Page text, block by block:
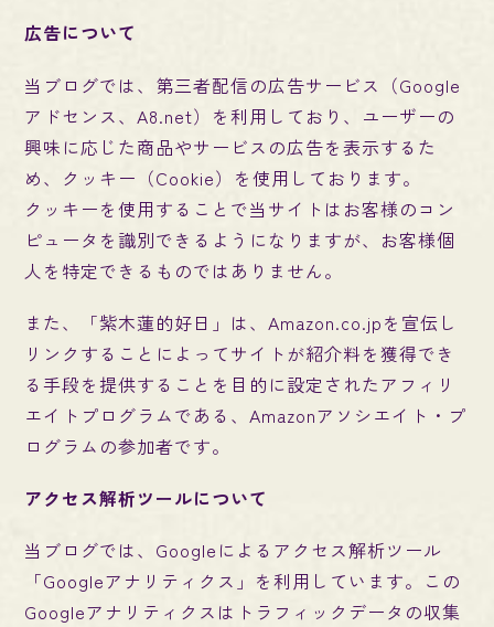
広告について
当ブログでは、第三者配信の広告サービス（Google
アドセンス、A8.net）を利用しており、ユーザーの
興味に応じた商品やサービスの広告を表示するた
め、クッキー（Cookie）を使用しております。
クッキーを使用することで当サイトはお客様のコン
ピュータを識別できるようになりますが、お客様個
人を特定できるものではありません。
また、「紫木蓮的好日」は、Amazon.co.jpを宣伝し
リンクすることによってサイトが紹介料を獲得でき
る手段を提供することを目的に設定されたアフィリ
エイトプログラムである、Amazonアソシエイト・プ
ログラムの参加者です。
アクセス解析ツールについて
当ブログでは、Googleによるアクセス解析ツール
「Googleアナリティクス」を利用しています。この
Googleアナリティクスはトラフィックデータの収集